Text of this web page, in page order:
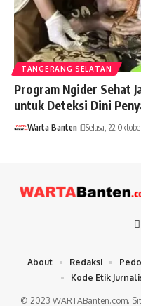
TANGERANG SELATAN
Program Ngider Sehat
untuk Deteksi Dini
Warta Banten Selasa, 22
© 2023 WARTABanten.com.
About Redaksi
Kode Etik